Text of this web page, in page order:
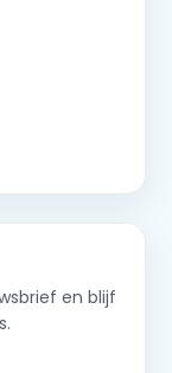
en blijf